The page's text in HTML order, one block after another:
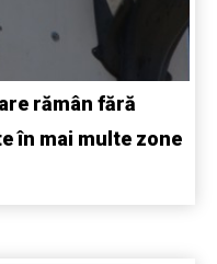
rămân fără
în mai multe zone